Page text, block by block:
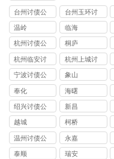
司
台州讨债公
司
台州玉环讨
债公司
温岭 临海
杭州讨债公
司
桐庐
杭州临安讨
债公司
杭州上城讨
债公司
宁波讨债公
司
象山
奉化 海曙
绍兴讨债公
司
新昌
越城 柯桥
温州讨债公
司
永嘉
泰顺 瑞安